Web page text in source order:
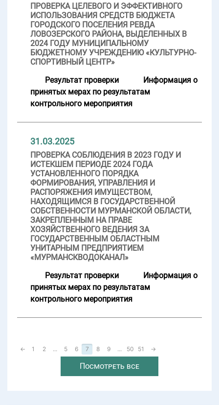
ПРОВЕРКА ЦЕЛЕВОГО И ЭФФЕКТИВНОГО
ИСПОЛЬЗОВАНИЯ СРЕДСТВ БЮДЖЕТА
ГОРОДСКОГО ПОСЕЛЕНИЯ РЕВДА
ЛОВОЗЕРСКОГО РАЙОНА, ВЫДЕЛЕННЫХ В
2024 ГОДУ МУНИЦИПАЛЬНОМУ
БЮДЖЕТНОМУ УЧРЕЖДЕНИЮ «КУЛЬТУРНО-
СПОРТИВНЫЙ ЦЕНТР»
Результат проверки
Информация о
принятых мерах по результатам
контрольного мероприятия
31.03.2025
ПРОВЕРКА СОБЛЮДЕНИЯ В 2023 ГОДУ И
ИСТЕКШЕМ ПЕРИОДЕ 2024 ГОДА
УСТАНОВЛЕННОГО ПОРЯДКА
ФОРМИРОВАНИЯ, УПРАВЛЕНИЯ И
РАСПОРЯЖЕНИЯ ИМУЩЕСТВОМ,
НАХОДЯЩИМСЯ В ГОСУДАРСТВЕННОЙ
СОБСТВЕННОСТИ МУРМАНСКОЙ ОБЛАСТИ,
ЗАКРЕПЛЕННЫМ НА ПРАВЕ
ХОЗЯЙСТВЕННОГО ВЕДЕНИЯ ЗА
ГОСУДАРСТВЕННЫМ ОБЛАСТНЫМ
УНИТАРНЫМ ПРЕДПРИЯТИЕМ
«МУРМАНСКВОДОКАНАЛ»
Результат проверки
Информация о
принятых мерах по результатам
контрольного мероприятия
← 1 2 ... 5 6 7 8 9 ... 50 51 →
Посмотреть все